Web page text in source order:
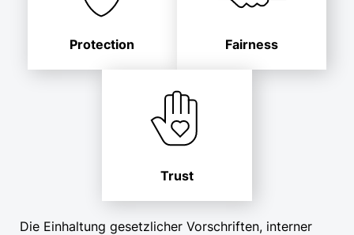
Protection Fairness
Trust
Die Einhaltung gesetzlicher Vorschriften, interner